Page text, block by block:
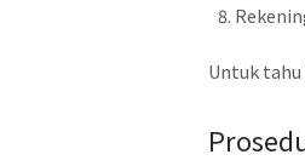
Untuk tahu